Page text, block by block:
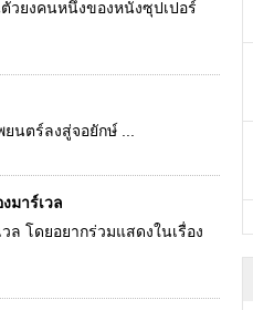
วยงคนหนึ่งของหนังซุปเปอร์
นตร์ลงสู่จอยักษ์ ...
มาร์เวล
ล โดยอยากร่วมแสดงในเรื่อง